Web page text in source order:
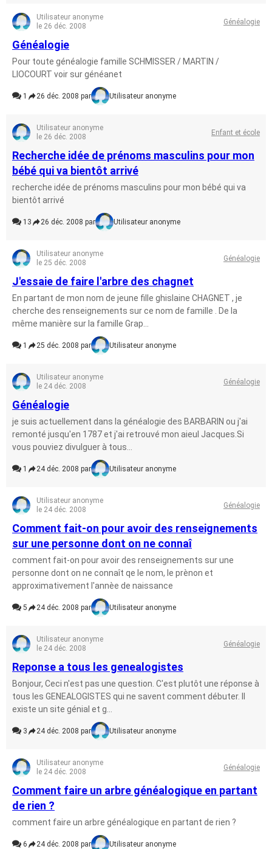
Utilisateur anonyme
le 26 déc. 2008
Généalogie
Généalogie
Pour toute généalogie famille SCHMISSER / MARTIN /
LIOCOURT voir sur généanet
1 26 déc. 2008 par Utilisateur anonyme
Utilisateur anonyme
le 26 déc. 2008
Enfant et école
Recherche idée de prénoms masculins pour mon
bébé qui va bientôt arrivé
recherche idée de prénoms masculins pour mon bébé qui va
bientôt arrivé
13 26 déc. 2008 par Utilisateur anonyme
Utilisateur anonyme
le 25 déc. 2008
Généalogie
J'essaie de faire l'arbre des chagnet
En partant de mon nom de jeune fille ghislaine CHAGNET , je
cherche des renseignements sur ce nom de famille . De la
même manière sur la famille Grap...
1 25 déc. 2008 par Utilisateur anonyme
Utilisateur anonyme
le 24 déc. 2008
Généalogie
Généalogie
je suis actuellement dans la généalogie des BARBARIN ou j'ai
remonté jusqu'en 1787 et j'ai retrouvé mon aieul Jacques.Si
vous pouviez divulguer à tous...
1 24 déc. 2008 par Utilisateur anonyme
Utilisateur anonyme
le 24 déc. 2008
Généalogie
Comment fait-on pour avoir des renseignements
sur une personne dont on ne connaî
comment fait-on pour avoir des renseignements sur une
personne dont on ne connaît qe le nom, le prènon et
approximativement l'annèe de naissance
5 24 déc. 2008 par Utilisateur anonyme
Utilisateur anonyme
le 24 déc. 2008
Généalogie
Reponse a tous les genealogistes
Bonjour, Ceci n'est pas une question. C'est plutôt une réponse à
tous les GENEALOGISTES qui ne savent comment débuter. Il
existe un site génial et g...
3 24 déc. 2008 par Utilisateur anonyme
Utilisateur anonyme
le 24 déc. 2008
Généalogie
Comment faire un arbre généalogique en partant
de rien ?
comment faire un arbre généalogique en partant de rien ?
6 24 déc. 2008 par Utilisateur anonyme